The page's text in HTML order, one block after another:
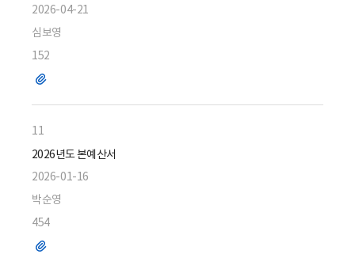
2026-04-21
심보영
152
파
11
2026년도 본예산서
2026-01-16
박순영
454
파